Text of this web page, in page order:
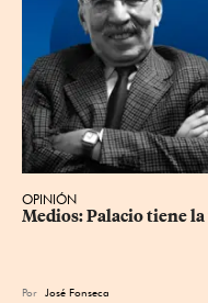
OPINIÓN
Medios: Palacio tiene
Por José Fonseca